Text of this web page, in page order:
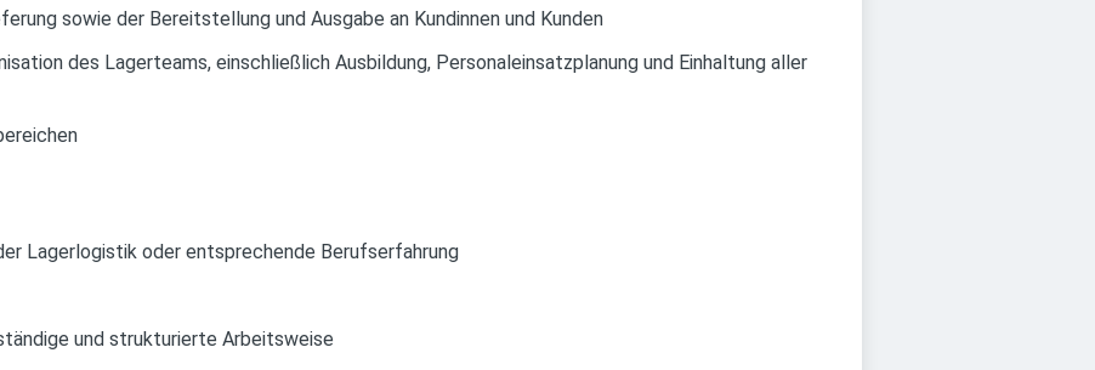
sowie der Bereitstellung und Ausgabe an Kundinnen und Kunden
des Lagerteams, einschließlich Ausbildung, Personaleinsatzplanung und Einhaltung aller
Lagerlogistik oder entsprechende Berufserfahrung
und strukturierte Arbeitsweise